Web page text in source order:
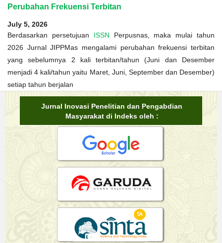
Perubahan Frekuensi Terbitan
July 5, 2026
Berdasarkan persetujuan ISSN Perpusnas, maka mulai tahun
2026 Jurnal JIPPMas mengalami perubahan frekuensi terbitan
yang sebelumnya 2 kali terbitan/tahun (Juni dan Desember
menjadi 4 kali/tahun yaitu Maret, Juni, September dan Desember)
setiap tahun berjalan
Jurnal Inovasi Penelitian dan Pengabdian
Masyarakat di Indeks oleh :